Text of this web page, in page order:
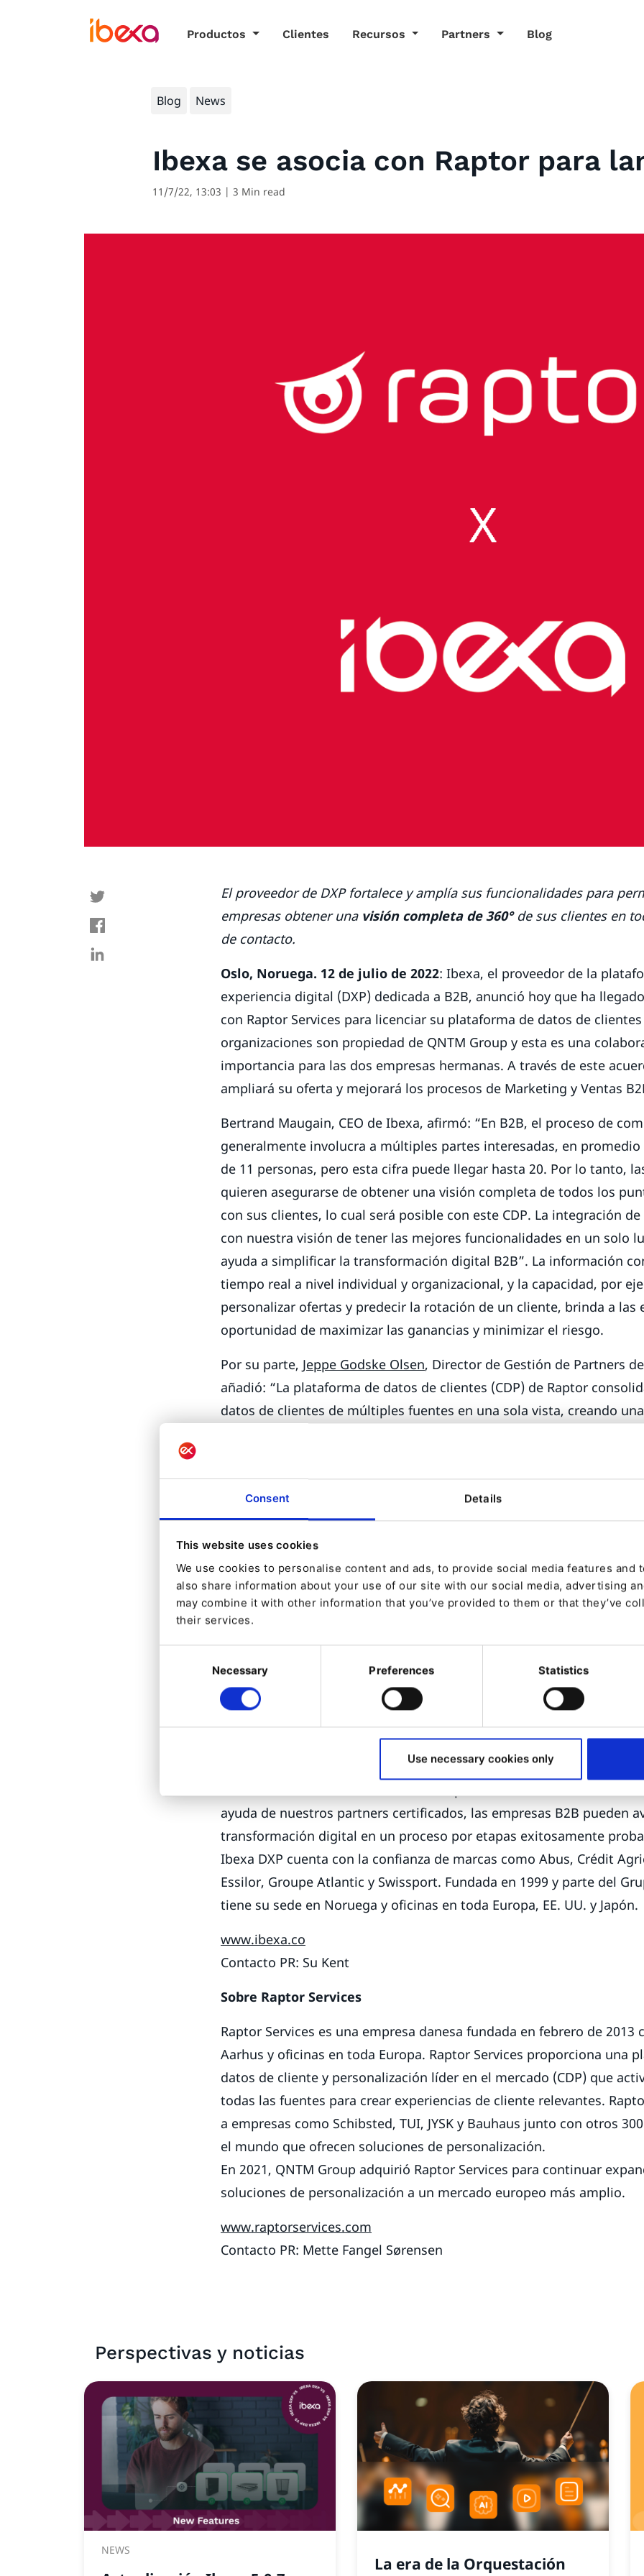
Consent Details
This website uses cookies
We use cookies to personalise content and ads, to provide social media features and
also share information about your use of our site with our social media, advertising
may combine it with other information that you’ve provided to them or that they’ve
their services.
Necessary Preferences Statistics
Use necessary cookies only
Productos Clientes Recursos Partners Blog
Blog News
Ibexa se asocia con Raptor para
11/7/22, 13:03 | 3 Min read
El proveedor de DXP fortalece y amplía sus funcionalidades para
empresas obtener una visión completa de 360°de sus clientes en
de contacto.
Oslo, Noruega. 12 de julio de 2022: Ibexa, el proveedor de la
experiencia digital (DXP) dedicada a B2B, anunció hoy que ha
con Raptor Services para licenciar su plataforma de datos de clientes
organizaciones son propiedad de QNTM Group y esta es una
importancia para las dos empresas hermanas. A través de este
ampliará su oferta y mejorará los procesos de Marketing y Ventas
Bertrand Maugain, CEO de Ibexa, afirmó: “En B2B, el proceso de
generalmente involucra a múltiples partes interesadas, en
de 11 personas, pero esta cifra puede llegar hasta 20. Por lo tanto,
quieren asegurarse de obtener una visión completa de todos los
con sus clientes, lo cual será posible con este CDP. La integración de
con nuestra visión de tener las mejores funcionalidades en un solo
ayuda a simplificar la transformación digital B2B”. La información
tiempo real a nivel individual y organizacional, y la capacidad, por
personalizar ofertas y predecir la rotación de un cliente, brinda a las
oportunidad de maximizar las ganancias y minimizar el riesgo.
Por su parte, Jeppe Godske Olsen, Director de Gestión de Partners
añadió: “La plataforma de datos de clientes (CDP) de Raptor
datos de clientes de múltiples fuentes en una sola vista, creando
Además, nos enorgullecemos de la forma en que protegemos sus
mejora la confianza del cliente y se adhiere a los estándares
de datos”.
Las empresas podrán combinar las funcionalidades fundamentales
Content, Experience y Commerce, con la plataforma de datos de
que permitirá nuevas capacidades de segmentación y
aquellos clientes que interactúan con dichas plataformas.
El lanzamiento esperado del producto integrado que se llamará
finales de septiembre y será compatible con Ibexa v.4.2.
Sobre Ibexa
(DXP) dedicada a B2B. Ibexa DXP ofrece creación de contenido,
web, portales de autoservicio, comercio electrónico, PIM y
ayuda de nuestros partners certificados, las empresas B2B pueden
transformación digital en un proceso por etapas exitosamente
Ibexa DXP cuenta con la confianza de marcas como Abus, Crédit
Essilor, Groupe Atlantic y Swissport. Fundada en 1999 y parte del
tiene su sede en Noruega y oficinas en toda Europa, EE. UU. y Japón.
www.ibexa.co
Contacto PR: Su Kent
Sobre Raptor Services
Raptor Services es una empresa danesa fundada en febrero de 2013
Aarhus y oficinas en toda Europa. Raptor Services proporciona una
datos de cliente y personalización líder en el mercado (CDP) que
todas las fuentes para crear experiencias de cliente relevantes.
a empresas como Schibsted, TUI, JYSK y Bauhaus junto con otros
el mundo que ofrecen soluciones de personalización.
En 2021, QNTM Group adquirió Raptor Services para continuar
soluciones de personalización a un mercado europeo más amplio.
www.raptorservices.com
Contacto PR: Mette Fangel Sørensen
Perspectivas y noticias
NEWS
La era de la Orquestación